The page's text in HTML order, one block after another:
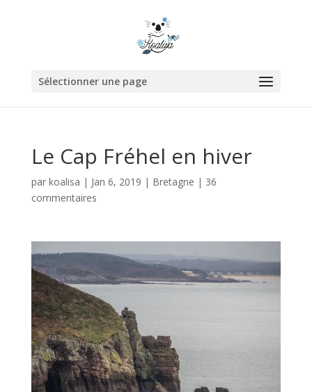
Sélectionner une page
Le Cap Fréhel en hiver
par koalisa | Jan 6, 2019 | Bretagne | 36
commentaires